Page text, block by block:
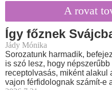
A rovat
Így főznek
Jády Mónika
Sorozatunk harmadik,
is szó lesz, hogy
receptolvasás, miként alakul
vajon férfidolognak számít-e